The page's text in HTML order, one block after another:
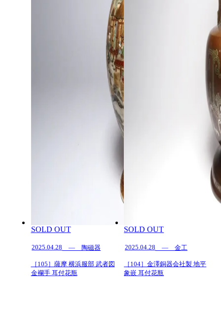
SOLD OUT
2025.04.28 — 陶磁器
［105］薩摩 横浜服部 武者図
金襴手 耳付花瓶
SOLD OUT
2025.04.28 — 金工
［104］金澤銅器会社製 地平
象嵌 耳付花瓶